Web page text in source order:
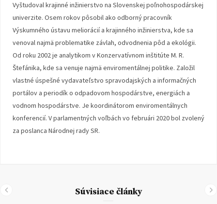
Vyštudoval krajinné inžinierstvo na Slovenskej poľnohospodárskej
univerzite. Osem rokov pôsobil ako odborný pracovník
Výskumného ústavu meliorácií a krajinného inžinierstva, kde sa
venoval najmä problematike závlah, odvodnenia pôd a ekológii.
Od roku 2002 je analytikom v Konzervatívnom inštitúte M. R.
Štefánika, kde sa venuje najmä enviromentálnej politike. Založil
vlastné úspešné vydavateľstvo spravodajských a informačných
portálov a periodík o odpadovom hospodárstve, energiách a
vodnom hospodárstve. Je koordinátorom enviromentálnych
konferencií. V parlamentných voľbách vo februári 2020 bol zvolený
za poslanca Národnej rady SR.
Súvisiace články